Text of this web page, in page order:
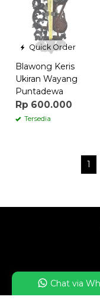
Quick Order
Blawong Keris
Ukiran Wayang
Puntadewa
Rp 600.000
Tersedia
1
Kerajaan KerisChat via